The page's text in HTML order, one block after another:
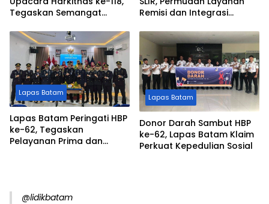
Tegaskan Semangat
Remisi dan Integrasi
Lapas Batam
Lapas Batam Peringati HBP
ke-62, Tegaskan
Pelayanan Prima dan
Lapas Batam
Donor Darah Sambut HBP
ke-62, Lapas Batam Klaim
Perkuat Kepedulian Sosial
@lidikbatam